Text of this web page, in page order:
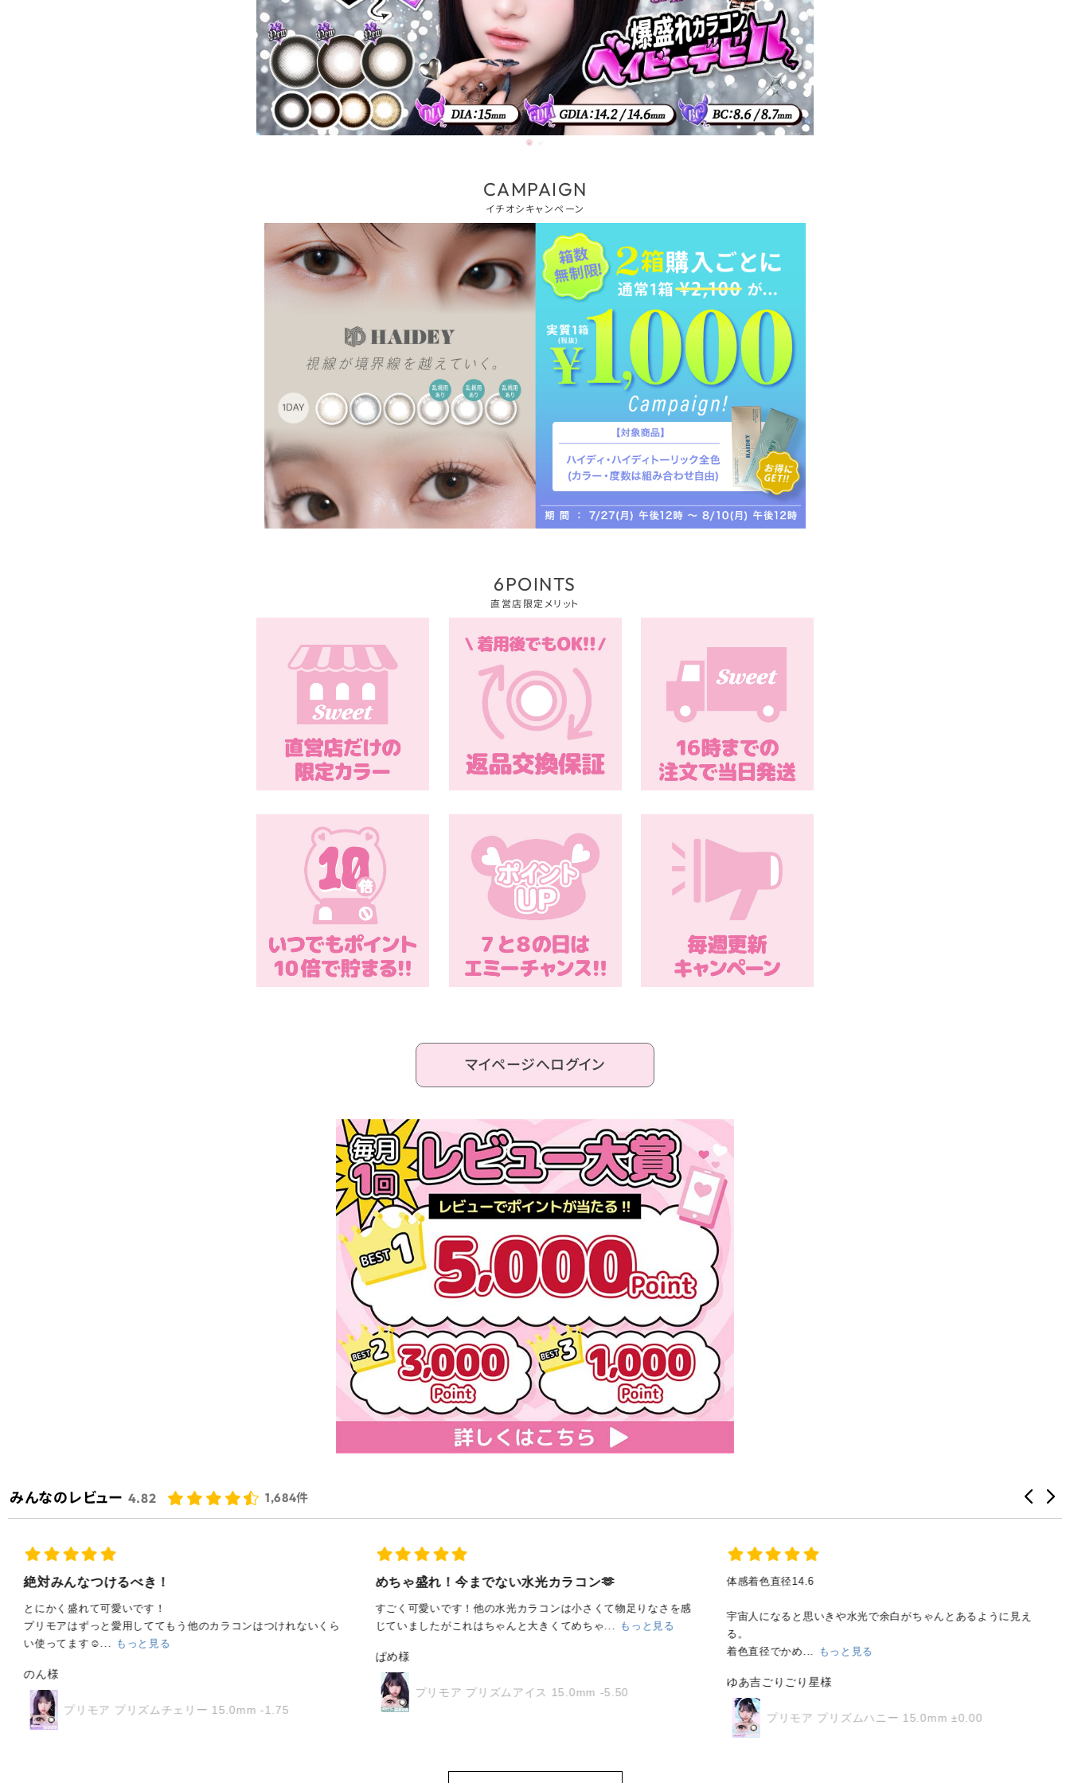
CAMPAIGN
イチオシキャンペーン
6POINTS
直営店限定メリット
マイページへログイン
レビュー 4.82 1,684件
絶対みんなつけるべき！
とにかく盛れて可愛いです！
プリモアはずっと愛用しててもう他のカラコンはつけれないくら
い使ってます☺... もっと見る
のん様
プリモア プリズムチェリー 15.0mm -1.75
めちゃ盛れ！今までない水光カラコン🫶
すごく可愛いです！他の水光カラコンは小さくて物足りなさを感
じていましたがこれはちゃんと大きくてめちゃ... もっと見る
ぱめ様
プリモア プリズムアイス 15.0mm -5.50
体感着色直径14.6
宇宙人になると思いきや水光で余白がちゃんとあるように見え
る。
着色直径でかめ... もっと見る
ゆあ吉ごりごり星様
プリモア プリズムハニー 15.0mm ±0.00